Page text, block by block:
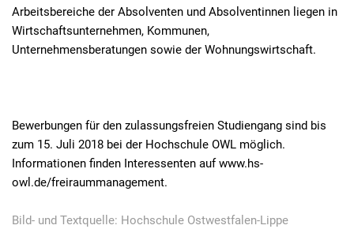
Arbeitsbereiche der Absolventen und Absolventinnen liegen in
Wirtschaftsunternehmen, Kommunen,
Unternehmensberatungen sowie der Wohnungswirtschaft.
Bewerbungen für den zulassungsfreien Studiengang sind bis
zum 15. Juli 2018 bei der Hochschule OWL möglich.
Informationen finden Interessenten auf www.hs-
owl.de/freiraummanagement.
Bild- und Textquelle: Hochschule Ostwestfalen-Lippe